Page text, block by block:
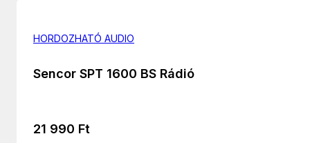
HORDOZHATÓ AUDIO
Sencor SPT 1600 BS Rádió
21 990 Ft